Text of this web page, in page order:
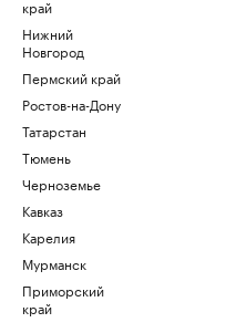
край
Нижний
Новгород
Пермский край
Ростов-на-Дону
Татарстан
Тюмень
Черноземье
Кавказ
Карелия
Мурманск
Приморский
край